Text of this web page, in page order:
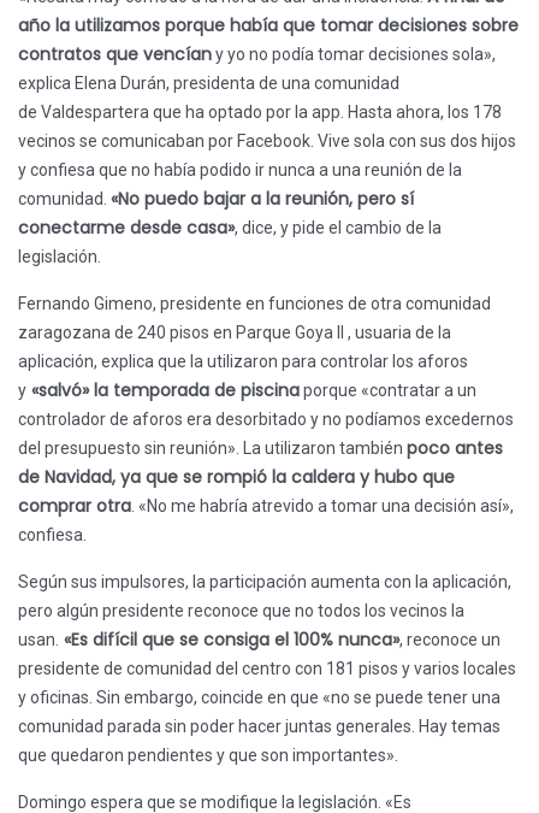
año la utilizamos porque había que tomar decisiones sobre
contratos que vencíany yo no podía tomar decisiones sola»,
explica Elena Durán, presidenta de una comunidad
de Valdespartera que ha optado por la app. Hasta ahora, los 178
vecinos se comunicaban por Facebook. Vive sola con sus dos hijos
y confiesa que no había podido ir nunca a una reunión de la
comunidad. «No puedo bajar a la reunión, pero sí
conectarme desde casa», dice, y pide el cambio de la
legislación.
Fernando Gimeno, presidente en funciones de otra comunidad
zaragozana de 240 pisos en Parque Goya II , usuaria de la
aplicación, explica que la utilizaron para controlar los aforos
y «salvó» la temporada de piscinaporque «contratar a un
controlador de aforos era desorbitado y no podíamos excedernos
del presupuesto sin reunión». La utilizaron también poco antes
de Navidad, ya que se rompió la caldera y hubo que
comprar otra . «No me habría atrevido a tomar una decisión así»,
confiesa.
Según sus impulsores, la participación aumenta con la aplicación,
pero algún presidente reconoce que no todos los vecinos la
usan. «Es difícil que se consiga el 100% nunca», reconoce un
presidente de comunidad del centro con 181 pisos y varios locales
y oficinas. Sin embargo, coincide en que «no se puede tener una
comunidad parada sin poder hacer juntas generales. Hay temas
que quedaron pendientes y que son importantes».
Domingo espera que se modifique la legislación. «Es